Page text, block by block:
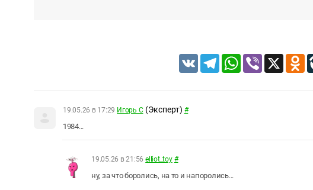
VK TelegramWhatsApp
Viber X
19.05.26 в 17:29 Игорь С (Эксперт) #
1984...
19.05.26 в 21:56 elliot_toy #
ну, за что боролись, на то и напоролись...